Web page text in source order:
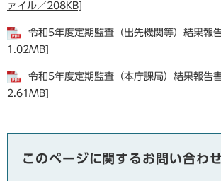
ァイル／208KB]
令和5年度定期監査（出先機関等）結果報
1.02MB]
令和5年度定期監査（本庁課局）結果報告
2.61MB]
このページに関するお問い合わ